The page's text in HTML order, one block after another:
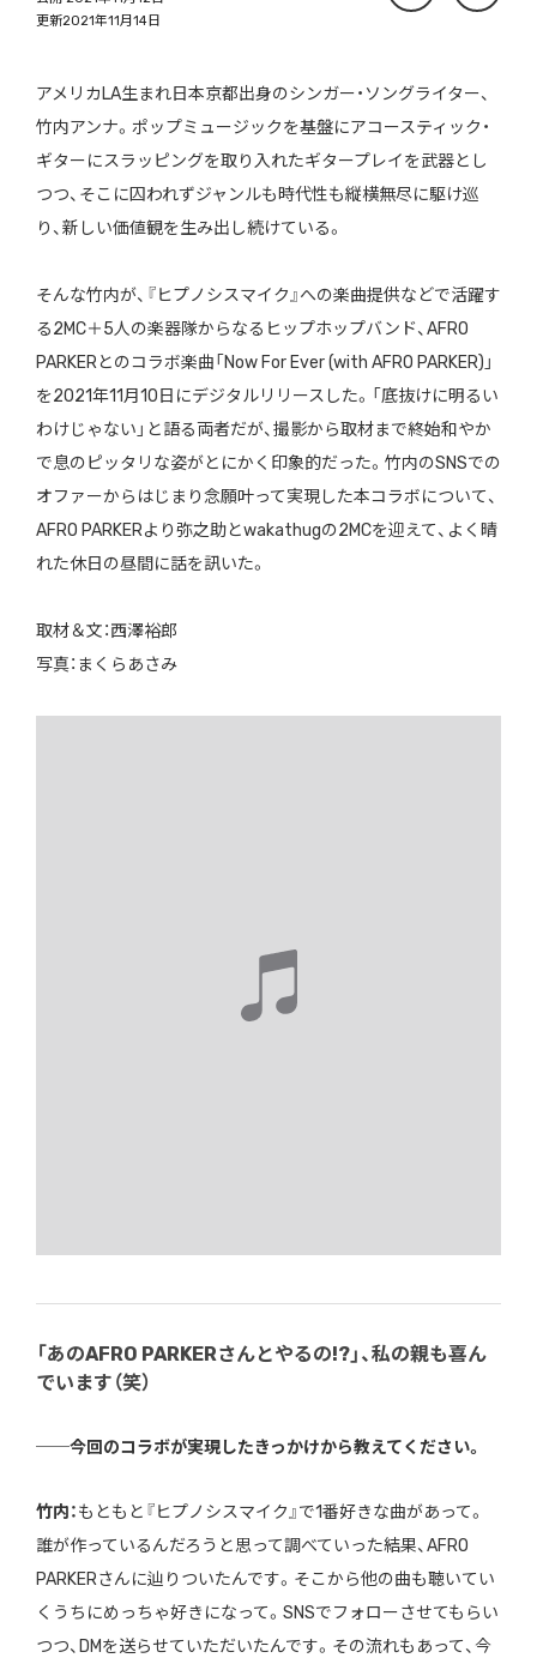
更新2021年11月14日
アメリカLA生まれ日本京都出身のシンガー・ソングライター、
竹内アンナ。ポップミュージックを基盤にアコースティック・
ギターにスラッピングを取り入れたギタープレイを武器とし
つつ、そこに囚われずジャンルも時代性も縦横無尽に駆け巡
り、新しい価値観を生み出し続けている。
そんな竹内が、『ヒプノシスマイク』への楽曲提供などで活躍す
る2MC＋5人の楽器隊からなるヒップホップバンド、AFRO
PARKERとのコラボ楽曲「Now For Ever (with AFRO PARKER)」
を2021年11月10日にデジタルリリースした。「底抜けに明るい
わけじゃない」と語る両者だが、撮影から取材まで終始和やか
で息のピッタリな姿がとにかく印象的だった。竹内のSNSでの
オファーからはじまり念願叶って実現した本コラボについて、
AFRO PARKERより弥之助とwakathugの2MCを迎えて、よく晴
れた休日の昼間に話を訊いた。
取材＆文：西澤裕郎
写真：まくらあさみ
「あのAFRO PARKERさんとやるの!?」、私の親も喜ん
でいます（笑）
──今回のコラボが実現したきっかけから教えてください。
竹内：もともと『ヒプノシスマイク』で1番好きな曲があって。
誰が作っているんだろうと思って調べていった結果、AFRO
PARKERさんに辿りついたんです。そこから他の曲も聴いてい
くうちにめっちゃ好きになって。SNSでフォローさせてもらい
つつ、DMを送らせていただいたんです。その流れもあって、今